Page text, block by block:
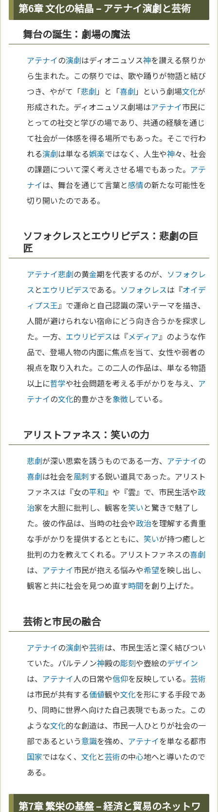
第6章 文化の結晶 – アテナイ演劇と芸術
舞台の誕生：劇場の魔法
アテナイの演劇はディオニュソス神を讃える祭りか
ら生まれた。この祭りでは、歌や踊りが物語と結び
つき、やがて「悲劇 」と「喜劇 」という劇場文化が
形成された。ディオニュソス劇場はアテナイ市民に
とっての社交と学びの場であり、共通の経験を通じ
て社会が一体感を得る場所でもあった。そこで行わ
れる演劇は単なる娯楽ではなく、人生や神々、社会
の課題について深く考えさせる場でもあった。 アテ
ナイは、舞台を通じて言葉と感情の新たな可能性を
切り開いたのである。
ソフォクレスとエウリピデス：悲劇の巨
匠
アテナイ悲劇の黄金期を代表するのが、 ソフォクレ
スとエウリピデスである。 ソフォクレスは『オイデ
ィプス王』で運命と自己認識の深いテーマを描き、
人間が避けられない宿命にどう向き合うかを探求し
た。一方、 エウリピデスは『メディア』のような作
品で、登場人物の内面に焦点を当て、女性や弱者の
視点を取り入れた。この二人の作品は、単なる物語
以上に哲学や社会問題を考える手がかりを与え、 ア
テナイの文化的豊かさを象徴している。
アリストファネス：笑いの力
悲劇が深い思索を誘うものである一方、 アテナイの
喜劇は社会を風刺する鋭い道具であった。アリスト
ファネスは『女の平和』や『雲』で、市民生活や政
治家を大胆に批判し、観客を笑いと驚きで魅了し
た。彼の作品は、当時の社会や政治を理解する貴重
な手がかりを提供するとともに、笑いが持つ癒しと
批判の力を教えてくれる。アリストファネスの喜劇
は、 アテナイ市民が抱える悩みや希望を映し出し、
観客と共に社会を見つめ直す時間を創り上げた。
芸術と市民の融合
アテナイの演劇や芸術は、市民生活と深く結びつい
ていた。パルテノン神殿の彫刻や壺絵のデザイン
は、 アテナイ人の日常や信仰を反映している。芸術
は市民が共有する価値観や文化を形にする手段であ
り、同時に世界へ向けた自己表現でもあった。この
ような文化的な創造は、市民一人ひとりが社会の一
部であるという意識を強め、 アテナイを単なる都市
国家ではなく、文化と芸術の中心地へと導いたので
ある。
第7章 繁栄の基盤 – 経済と貿易のネットワ